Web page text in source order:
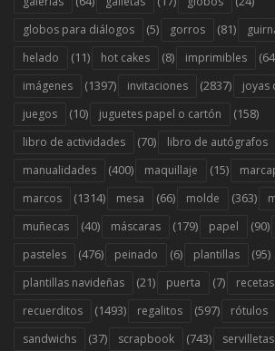
globos para diálogos (5) gorros (81)
helado (11) hot cakes (8) imprimibles
imágenes (1397) invitaciones (2837) joyas
juegos (10) juguetes papel o cartón (158)
libro de actividades (70) libro de autógrafos
manualidades (400) maquillaje (15)
marcos (1314) mesa (66) molde (363)
muñecas (40) máscaras (179) papel (90)
pasteles (476) peinado (6) plantillas (95)
plantillas navideñas (21) puerta (7)
recuerditos (1493) regalitos (597) rótulos
sandwichs (37) scrapbook (743) servilletas